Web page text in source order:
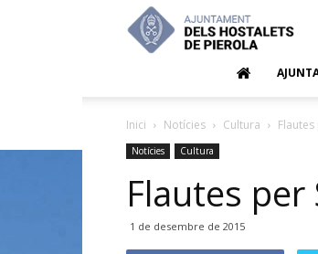
Inici Notícies Cultura
Notícies Cultura
Flautes per
1 de desembre de 2015